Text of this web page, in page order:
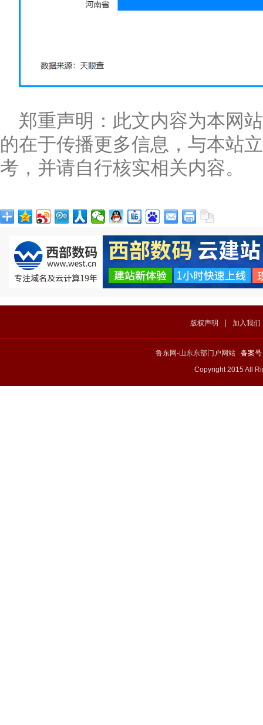
郑重声明：此文内容为本网
的在于传播更多信息，与本站
考，并请自行核实相关内容。
版权声明 | 加入我们
鲁东网-山东东部门户网站 备案
Copyright 2015 All